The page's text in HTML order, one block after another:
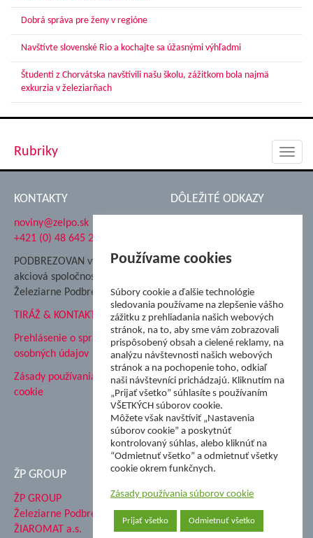
Dobrá správa pre ženy v regióne
Navštívte slovenské Rio a kochajte sa úžasnými výhľadmi
Študenti z Chorvátska navštívili našu školu, zážitkom bola najmä
exkurzia v železiarňach
Rubriky
KONTAKTY
noviny@zelpo.sk
+421 (0) 48 645 2711
PODBREZOVAN vydáva
akciová spoločnosť
Železiarne Podbrezová
TIRÁŽ & KONTAKT
Prehlásenie o spracovaní
osobných údajov
Zásady používania súborov
cookie
DÔLEŽITÉ ODKAZY
Nadácia Železiarne
ŽP Informatika s.r.o.
ŠK Železiarne Podbrezová
Tále a.s.
ŽP GROUP
ŽP GROUP
Železiarne Podbrezová a.s.
ŽIAROMAT a.s.
Používame cookies
Súbory cookie a ďalšie technológie
sledovania používame na zlepšenie vášho
zážitku z prehliadania našich webových
stránok, na to, aby sme vám zobrazovali
prispôsobený obsah a cielené reklamy, na
analýzu návštevnosti našich webových
stránok a na pochopenie toho, odkiaľ
naši návštevníci prichádzajú. Kliknutím na
„Prijať všetko” súhlasíte s používaním
VŠETKÝCH súborov cookie.
Môžete však navštíviť „Nastavenia
súborov cookie” a poskytnúť
kontrolovaný súhlas, alebo kliknúť na
“Odmietnuť všetko” a odmietnuť všetky
cookie okrem funkčnych.
Zásady používania súborov cookie
Prijať všetko Odmietnuť všetko